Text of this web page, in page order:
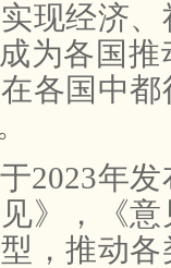
现经济
为各国
各国中
2023年
》，《
，推动